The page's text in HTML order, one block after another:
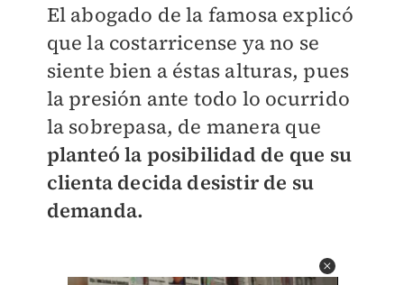
El abogado de la famosa explicó
que la costarricense ya no se
siente bien a éstas alturas, pues
la presión ante todo lo ocurrido
la sobrepasa, de manera que
planteó la posibilidad de que su
clienta decida desistir de su
demanda.